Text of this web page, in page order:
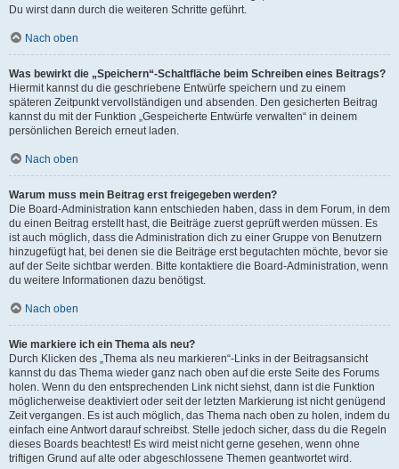
Du wirst dann durch die weiteren Schritte geführt.
Nach oben
Was bewirkt die „Speichern“-Schaltfläche beim Schreiben eines Beitrags?
Hiermit kannst du die geschriebene Entwürfe speichern und zu einem
späteren Zeitpunkt vervollständigen und absenden. Den gesicherten Beitrag
kannst du mit der Funktion „Gespeicherte Entwürfe verwalten“ in deinem
persönlichen Bereich erneut laden.
Nach oben
Warum muss mein Beitrag erst freigegeben werden?
Die Board-Administration kann entschieden haben, dass in dem Forum, in dem
du einen Beitrag erstellt hast, die Beiträge zuerst geprüft werden müssen. Es
ist auch möglich, dass die Administration dich zu einer Gruppe von Benutzern
hinzugefügt hat, bei denen sie die Beiträge erst begutachten möchte, bevor sie
auf der Seite sichtbar werden. Bitte kontaktiere die Board-Administration, wenn
du weitere Informationen dazu benötigst.
Nach oben
Wie markiere ich ein Thema als neu?
Durch Klicken des „Thema als neu markieren“-Links in der Beitragsansicht
kannst du das Thema wieder ganz nach oben auf die erste Seite des Forums
holen. Wenn du den entsprechenden Link nicht siehst, dann ist die Funktion
möglicherweise deaktiviert oder seit der letzten Markierung ist nicht genügend
Zeit vergangen. Es ist auch möglich, das Thema nach oben zu holen, indem du
einfach eine Antwort darauf schreibst. Stelle jedoch sicher, dass du die Regeln
dieses Boards beachtest! Es wird meist nicht gerne gesehen, wenn ohne
triftigen Grund auf alte oder abgeschlossene Themen geantwortet wird.